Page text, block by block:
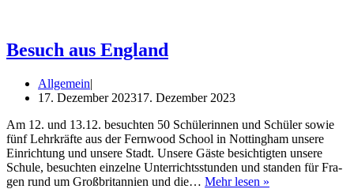
Besuch aus England
Allgemein
17. Dezember 202317. Dezember 2023
Am 12. und 13.12. besuch­ten 50 Schü­le­rin­nen und Schü­ler sowie
fünf Lehr­kräf­te aus der Fern­wood School in Not­ting­ham unse­re
Ein­rich­tung und unse­re Stadt. Unse­re Gäs­te besich­tig­ten unse­re
Schu­le, besuch­ten ein­zel­ne Unter­richts­stun­den und stan­den für Fra­
gen rund um Groß­bri­tan­ni­en und die… Mehr lesen »